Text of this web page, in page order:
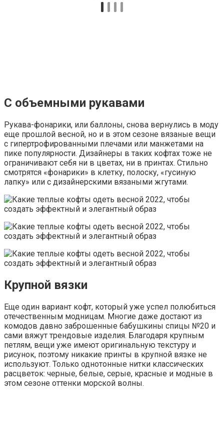
С объемными рукавами
Рукава-фонарики, или баллоны, снова вернулись в моду
еще прошлой весной, но и в этом сезоне вязаные вещи
с гипертрофированными плечами или манжетами на
пике популярности. Дизайнеры в таких кофтах тоже не
ограничивают себя ни в цветах, ни в принтах. Стильно
смотрятся «фонарики» в клетку, полоску, «гусиную
лапку» или с дизайнерскими вязаными жгутами.
Крупной вязки
Еще один вариант кофт, который уже успел полюбиться
отечественным модницам. Многие даже достают из
комодов давно заброшенные бабушкины спицы №20 и
сами вяжут трендовые изделия. Благодаря крупным
петлям, вещи уже имеют оригинальную текстуру и
рисунок, поэтому никакие принты в крупной вязке не
используют. Только однотонные нитки классических
расцветок: черные, белые, серые, красные и модные в
этом сезоне оттенки морской волны.